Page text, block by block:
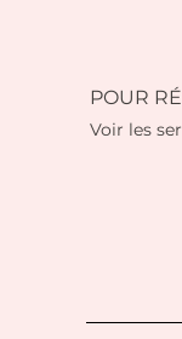
POUR
Voir les